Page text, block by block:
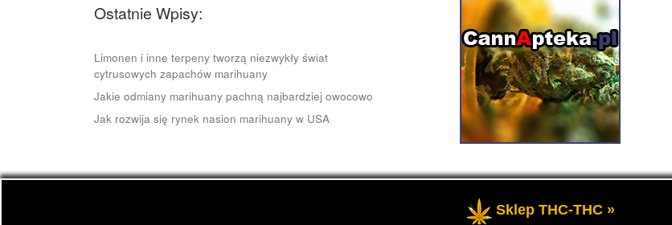
Ostatnie Wpisy:
Limonen i inne terpeny tworzą niezwykły świat
cytrusowych zapachów marihuany
Jakie odmiany marihuany pachną najbardziej owocowo
Jak rozwija się rynek nasion marihuany w USA
- Medyczna marihuana, olej CBD, THC, informacje.
Sklep THC-THC »